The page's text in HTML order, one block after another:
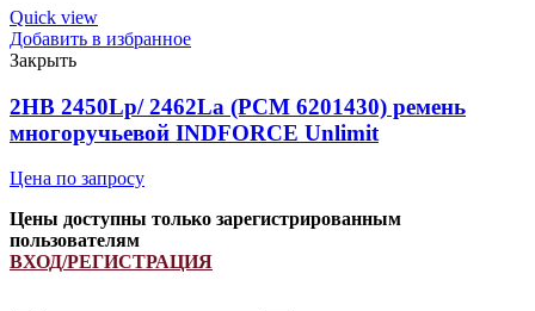
(PCM
6201363)
ремень
многоручьевой
INDFORCE
Unlimit
quantity
Quick view
Добавить в избранное
Закрыть
2HB 2450Lp/ 2462La (PCM 6201430) ремень
многоручьевой INDFORCE Unlimit
Цена по запросу
Цены доступны только зарегистрированным
пользователям
ВХОД/РЕГИСТРАЦИЯ